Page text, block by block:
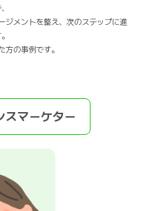
ジメントを整え、次のステップに進
方の事例です。
スマーケター